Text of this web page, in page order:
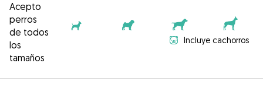
Acepto
perros
de todos
los
tamaños
Incluye cachorros